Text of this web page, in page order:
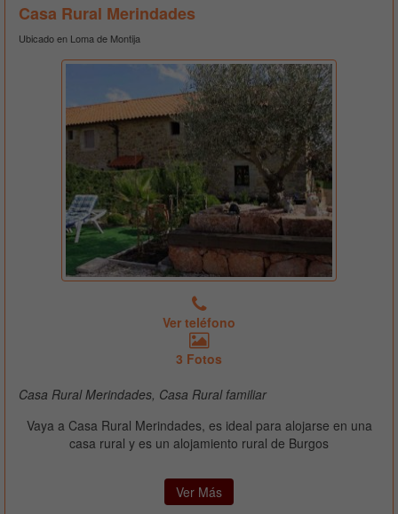
Casa Rural Merindades
Ubicado en Loma de Montija
Ver teléfono
3 Fotos
Casa Rural Merindades, Casa Rural familiar
Vaya a Casa Rural Merindades, es ideal para alojarse en una
casa rural y es un alojamiento rural de Burgos
Ver Más